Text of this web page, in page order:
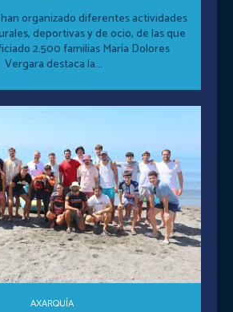
organizado diferentes actividades
deportivas y de ocio, de las que
familias María Dolores
Vergara destaca la...
AXARQUÍA